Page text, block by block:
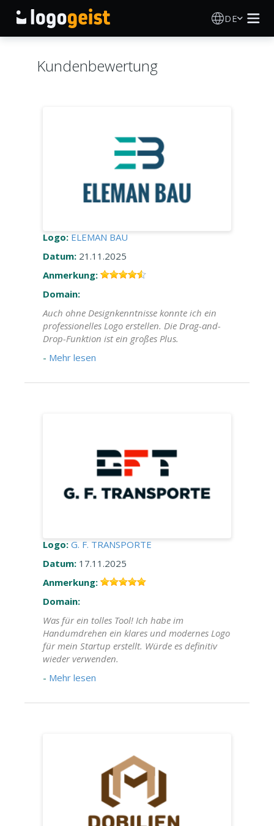
DE
Kundenbewertung
Logo: ELEMAN BAU
Datum: 21.11.2025
Anmerkung:
Domain:
Auch ohne Designkenntnisse konnte ich ein
professionelles Logo erstellen. Die Drag-and-
Drop-Funktion ist ein großes Plus.
- Mehr lesen
Logo: G. F. TRANSPORTE
Datum: 17.11.2025
Anmerkung:
Domain:
Was für ein tolles Tool! Ich habe im
Handumdrehen ein klares und modernes Logo
für mein Startup erstellt. Würde es definitiv
wieder verwenden.
- Mehr lesen